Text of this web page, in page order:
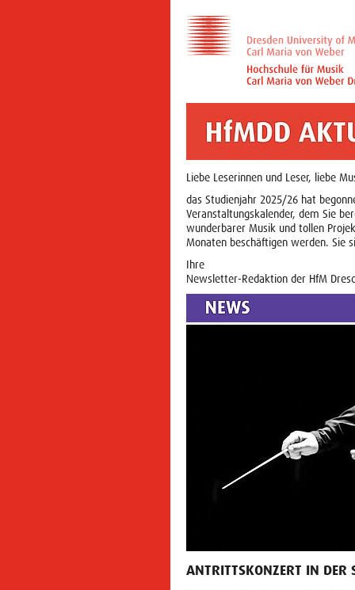
Liebe Leserinnen und Leser, liebe
das Studienjahr 2025/26 hat
Veranstaltungskalender, dem Sie
wunderbarer Musik und tollen
Monaten beschäftigen werden. Sie
Ihre
Newsletter-Redaktion der HfM
ANTRITTSKONZERT IN DER